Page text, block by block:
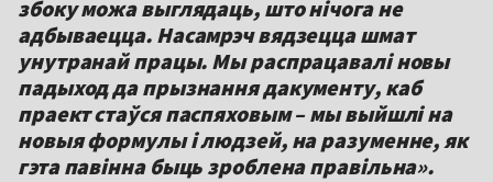
збоку можа выглядаць, што нічога не
адбываецца. Насамрэч вядзецца шмат
унутранай працы. Мы распрацавалі новы
падыход да прызнання дакументу, каб
праект стаўся паспяховым – мы выйшлі на
новыя формулы і людзей, на разуменне, як
гэта павінна быць зроблена правільна».